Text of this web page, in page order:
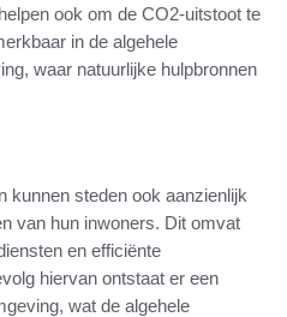
ook om de CO2-uitstoot te
in de algehele
waar natuurlijke hulpbronnen
kunnen steden ook aanzienlijk
van hun inwoners. Dit omvat
en efficiënte
hiervan ontstaat er een
wat de algehele